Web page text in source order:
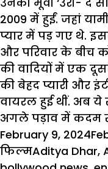
2009 में हुईं. जहां
प्यार में पड़ गए थे.
और परिवार के बीच
की वादियों में एक
की बेहद प्यारी और
वायरल हुई थीं. अब
अगले पड़ाव में कदम
Posted
on
February 9, 2024
फिल्मTags
Aditya Dhar,